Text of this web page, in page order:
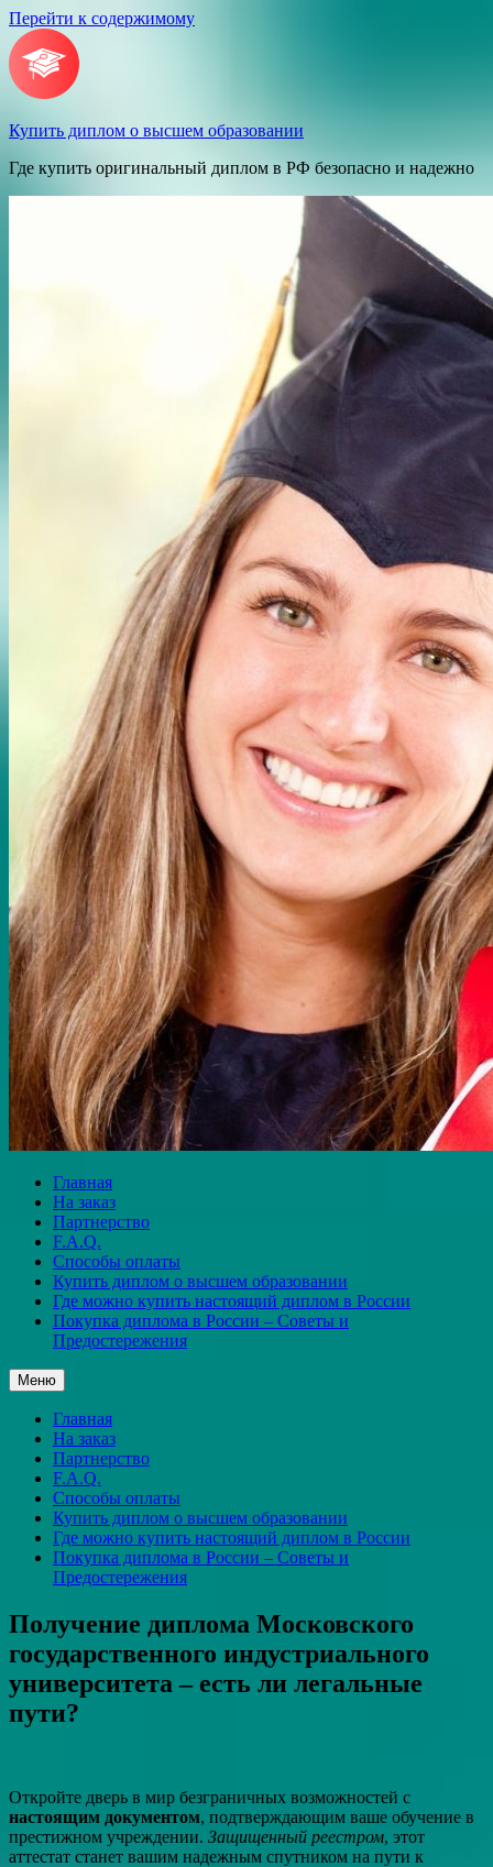
Перейти к содержимому
Купить диплом о высшем образовании
Где купить оригинальный диплом в РФ безопасно и надежно
Главная
На заказ
Партнерство
F.A.Q.
Способы оплаты
Купить диплом о высшем образовании
Где можно купить настоящий диплом в России
Покупка диплома в России – Советы и
Предостережения
Меню
Главная
На заказ
Партнерство
F.A.Q.
Способы оплаты
Купить диплом о высшем образовании
Где можно купить настоящий диплом в России
Покупка диплома в России – Советы и
Предостережения
Получение диплома Московского
государственного индустриального
университета – есть ли легальные
пути?
Откройте дверь в мир безграничных возможностей с
настоящим документом, подтверждающим ваше обучение в
престижном учреждении. Защищенный реестром, этот
аттестат станет вашим надежным спутником на пути к